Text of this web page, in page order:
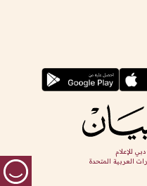
دبي للإعلام